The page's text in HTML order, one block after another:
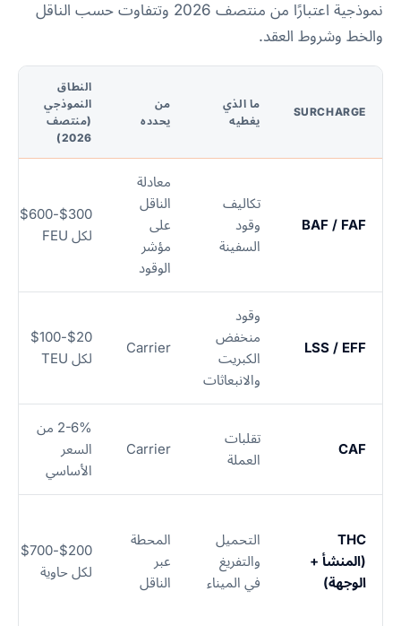
نموذجية اعتبارًا من منتصف 2026 وتتفاوت حسب الناقل
والخط وشروط العقد.
SURCHARGE
ما الذي
يغطيه
من
يحدده
النطاق
النموذجي
(منتصف
2026)
BAF / FAF
تكاليف
وقود
السفينة
معادلة
الناقل
على
مؤشر
الوقود
$300-$600
لكل FEU
LSS / EFF
وقود
منخفض
الكبريت
والانبعاثات
Carrier
$20-$100
لكل TEU
CAF
تقلبات
العملة
Carrier
2-6% من
السعر
الأساسي
THC
(المنشأ +
الوجهة)
التحميل
والتفريغ
في الميناء
المحطة
عبر
الناقل
$200-$700
لكل حاوية